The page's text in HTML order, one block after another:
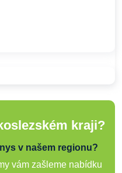
kraji?
v našem regionu?
vám zašleme nabídku